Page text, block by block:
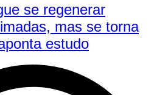
se regenerar
mas se torna
estudo